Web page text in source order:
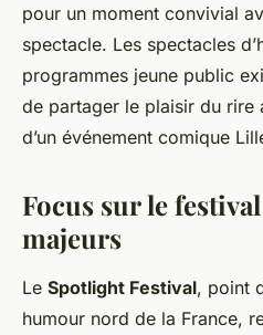
pour un moment convivial
spectacle. Les spectacles
programmes jeune public
de partager le plaisir du rire
d’un événement comique
Focus sur le
majeurs
Le Spotlight Festival, point
humour nord de la France,